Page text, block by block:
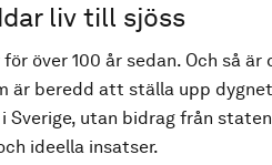
liv till sjöss
över 100 år sedan. Och så
är beredd att ställa upp
Sverige, utan bidrag från
ideella insatser.